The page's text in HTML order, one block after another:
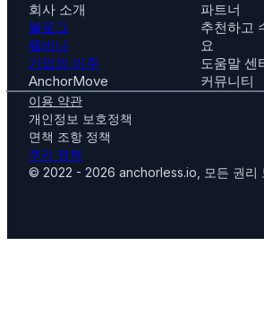
회사 소개
블로그
웨비나
기업의 이주
AnchorMove
파트너
추천하고
요
도움말 센
커뮤니티
이용 약관
개인정보 보호정책
면책 조항 정책
쿠키 정책
© 2022 - 2026 anchorless.io, 모든 권리